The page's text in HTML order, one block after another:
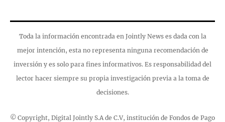
Toda la información encontrada en Jointly News es dada con la
mejor intención, esta no representa ninguna recomendación de
inversión y es solo para fines informativos. Es responsabilidad del
lector hacer siempre su propia investigación previa a la toma de
decisiones.
© Copyright, Digital Jointly S.A de C.V, institución de Fondos de Pago